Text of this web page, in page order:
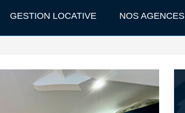
GESTION LOCATIVE NOS AGENCES